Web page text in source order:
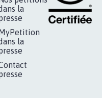
la
MyPetition
la